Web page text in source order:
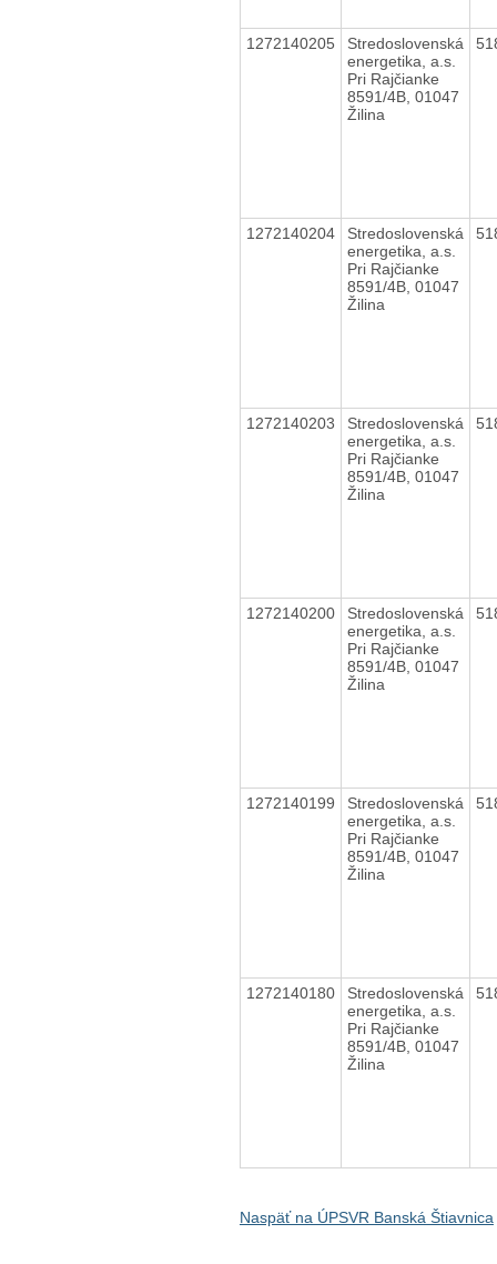
1272140205
Stredoslovenská
energetika, a.s.
Pri Rajčianke
8591/4B, 01047
Žilina
1272140204
Stredoslovenská
energetika, a.s.
Pri Rajčianke
8591/4B, 01047
Žilina
1272140203
Stredoslovenská
energetika, a.s.
Pri Rajčianke
8591/4B, 01047
Žilina
1272140200
Stredoslovenská
energetika, a.s.
Pri Rajčianke
8591/4B, 01047
Žilina
1272140199
Stredoslovenská
energetika, a.s.
Pri Rajčianke
8591/4B, 01047
Žilina
1272140180
Stredoslovenská
energetika, a.s.
Pri Rajčianke
8591/4B, 01047
Žilina
Naspäť na ÚPSVR Banská Štiavnica